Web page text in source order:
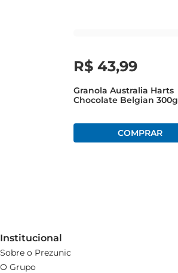
R$ 43,99
Granola Australia Harts
Chocolate Belgian 300g
Institucional
Sobre o Prezunic
O Grupo